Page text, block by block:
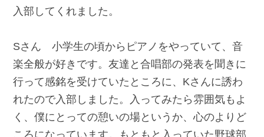
入部してくれました。
Sさん 小学生の頃からピアノをやっていて、音
楽全般が好きです。友達と合唱部の発表を聞きに
行って感銘を受けていたところに、Kさんに誘わ
れたので入部しました。入ってみたら雰囲気もよ
く、僕にとっての憩いの場というか、心のよりど
ころになっています。もともと入っていた野球部